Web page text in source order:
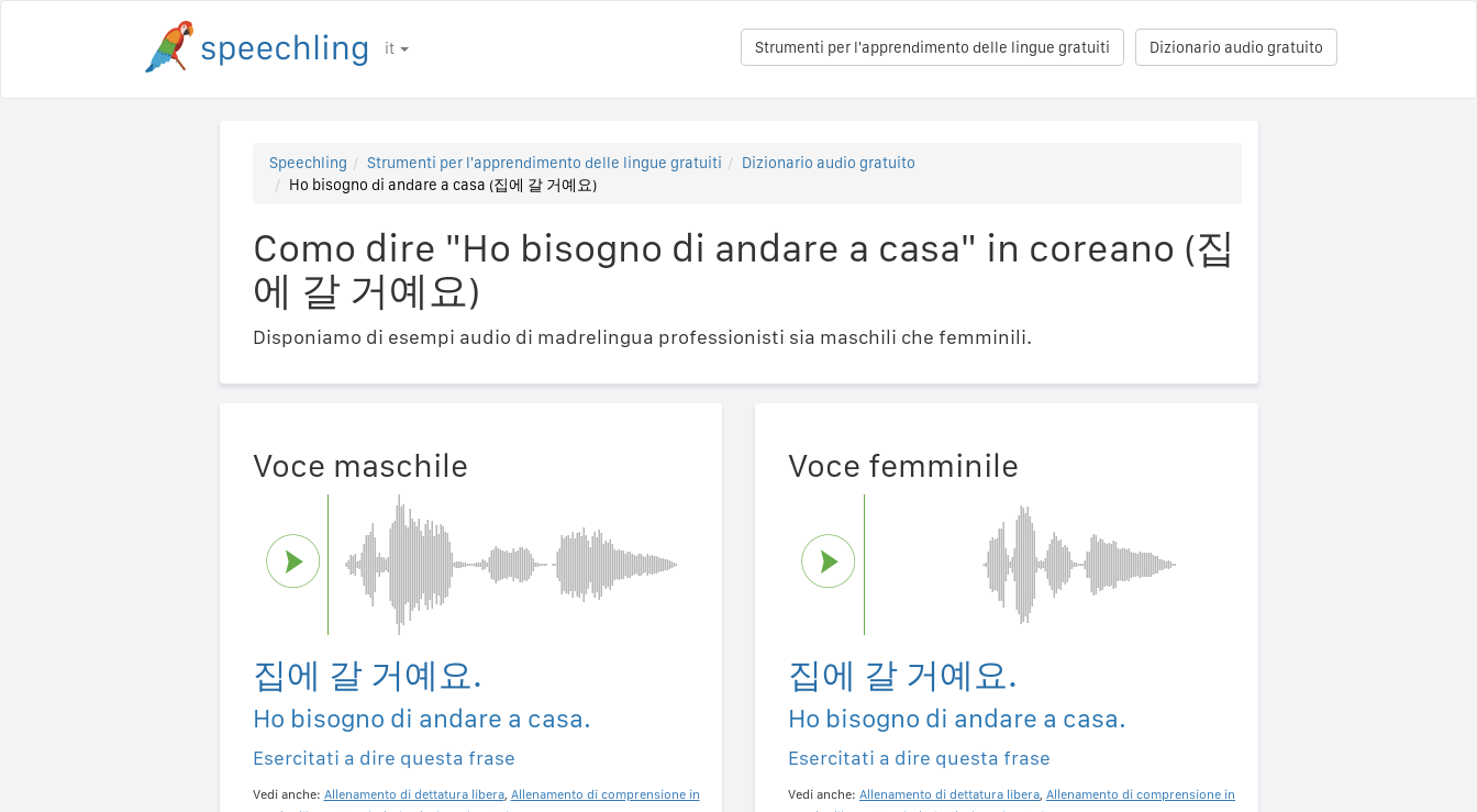
it Dizionario audio gratuito
Strumenti per l'apprendimento delle lingue gratuiti
Speechling Strumenti per l'apprendimento delle lingue gratuiti
Dizionario audio gratuito
Ho bisogno di andare a casa (집에 갈 거예요)
Como dire "Ho bisogno di andare a casa" in coreano (집
에 갈 거예요)
Disponiamo di esempi audio di madrelingua professionisti sia maschili che femminili.
Voce maschile
집에 갈 거예요.
Ho bisogno di andare a casa.
Esercitati a dire questa frase
Vedi anche: Allenamento di dettatura libera, Allenamento di comprensione in
Voce femminile
집에 갈 거예요.
Ho bisogno di andare a casa.
Esercitati a dire questa frase
Vedi anche: Allenamento di dettatura libera, Allenamento di comprensione in